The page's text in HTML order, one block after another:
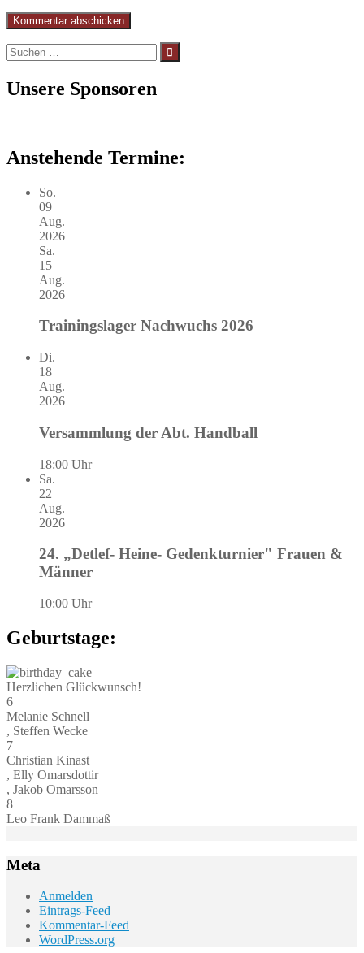
Suchen
nach:
Unsere Sponsoren
Anstehende Termine:
So.
09
Aug.
2026
Sa.
15
Aug.
2026
Trainingslager Nachwuchs 2026
Di.
18
Aug.
2026
Versammlung der Abt. Handball
18:00 Uhr
Sa.
22
Aug.
2026
24. „Detlef- Heine- Gedenkturnier" Frauen &
Männer
10:00 Uhr
Geburtstage:
Herzlichen Glückwunsch!
6
Melanie Schnell
, Steffen Wecke
7
Christian Kinast
, Elly Omarsdottir
, Jakob Omarsson
8
Leo Frank Dammaß
Meta
Anmelden
Eintrags-Feed
Kommentar-Feed
WordPress.org